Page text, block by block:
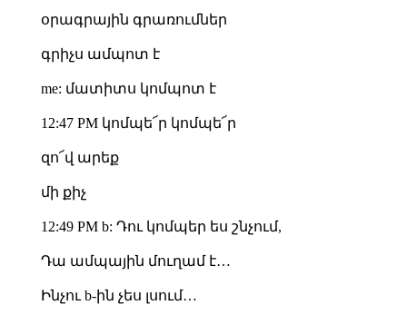
օրագրային գրառումներ
գրիչս ամպոտ է
me: մատիտս կոմպոտ է
12:47 PM կոմպե՜ր կոմպե՜ր
զո՜վ արեք
մի քիչ
12:49 PM b: Դու կոմպեր ես շնչում,
Դա ամպային մուղամ է…
Ինչու b-ին չես լսում…